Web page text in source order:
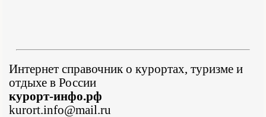
Интернет справочник о курортах, туризме и
отдыхе в России
курорт-инфо.рф
kurort.info@mail.ru